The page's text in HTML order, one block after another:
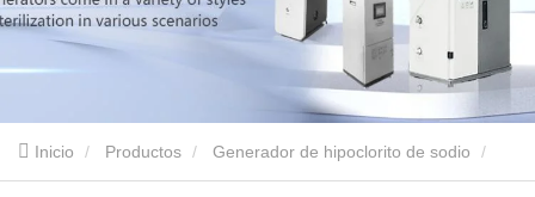
Inicio Productos Generador de hipoclorito de sodio